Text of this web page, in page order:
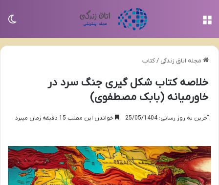
مجله اتاق زندگی /کتاب
خلاصه کتاب شکل گیری جنگ سرد در
خاورمیانه (بابک مصطفوی)
آخرین به روز رسانی: 25/05/1404 خواندن این مطلب 15 دقیقه زمان میبرد